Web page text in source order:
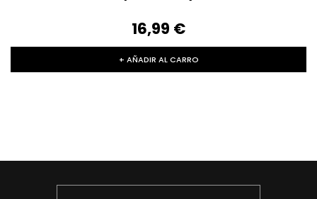
16,99‎ ‎€
+ AÑADIR AL CARRO